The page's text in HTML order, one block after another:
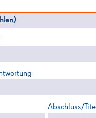
Abschluss/Titel